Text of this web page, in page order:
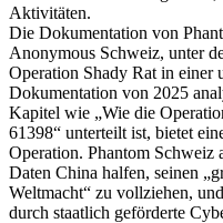
Aktivitäten.
Die Dokumentation von
Anonymous Schweiz, unter
Operation Shady Rat in einer
Dokumentation von 2025
Kapitel wie „Wie die
61398“ unterteilt ist, bietet
Operation. Phantom Schweiz
Daten China halfen, seinen
Weltmacht“ zu vollziehen,
durch staatlich geförderte